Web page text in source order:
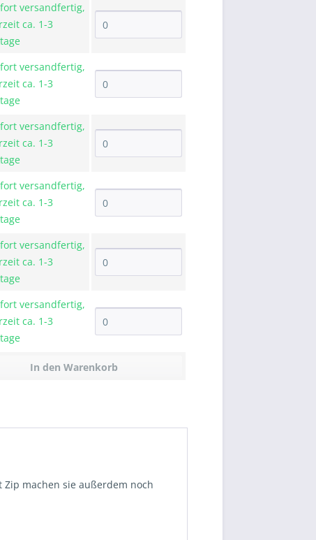
versandfertig,
ca. 1-3
versandfertig,
ca. 1-3
versandfertig,
ca. 1-3
versandfertig,
ca. 1-3
versandfertig,
ca. 1-3
versandfertig,
ca. 1-3
In den Warenkorb
machen sie außerdem noch